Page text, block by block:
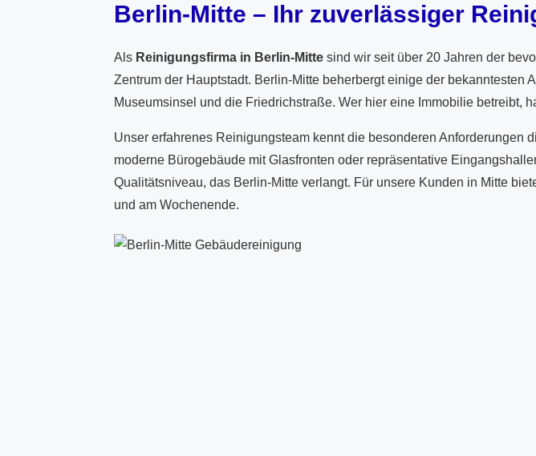
Berlin-Mitte – Ihr zuverlässiger
Als Reinigungsfirma in Berlin-Mitte sind wir seit über 20 Jahren der
Zentrum der Hauptstadt. Berlin-Mitte beherbergt einige der bekanntesten
Museumsinsel und die Friedrichstraße. Wer hier eine Immobilie betreibt,
Unser erfahrenes Reinigungsteam kennt die besonderen Anforderungen
moderne Bürogebäude mit Glasfronten oder repräsentative
Qualitätsniveau, das Berlin-Mitte verlangt. Für unsere Kunden in Mitte
und am Wochenende.